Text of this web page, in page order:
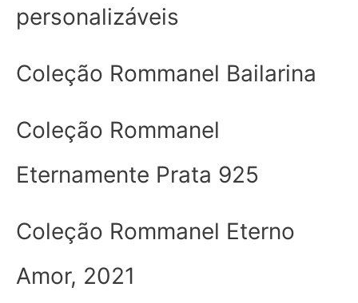
personalizáveis
Coleção Rommanel Bailarina
Coleção Rommanel
Eternamente Prata 925
Coleção Rommanel Eterno
Amor, 2021